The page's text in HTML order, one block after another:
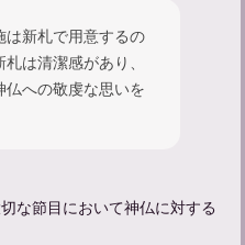
は新札で用意するの
は清潔感があり、
への敬虔な思いを
な節目において神仏に対する